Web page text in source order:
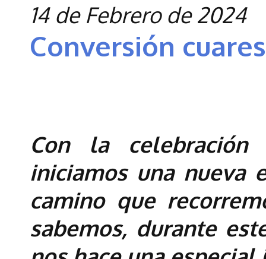
14 de Febrero de 2024
Conversión
Con la celebración
iniciamos una nueva
camino que
sabemos, durante